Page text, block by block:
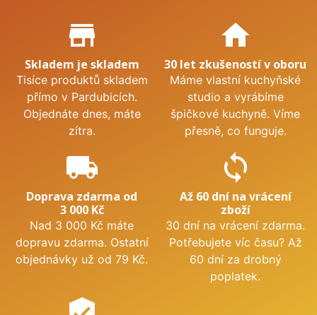
Proč nakupovat u nás?
store_mall_directory
Skladem je skladem
Tisíce produktů skladem
přímo v Pardubicích.
Objednáte dnes, máte
zítra.
home
30 let zkušeností v oboru
Máme vlastní kuchyňské
studio a vyrábíme
špičkové kuchyně. Víme
přesně, co funguje.
local_shipping
Doprava zdarma od
3 000 Kč
Nad 3 000 Kč máte
dopravu zdarma. Ostatní
objednávky už od 79 Kč.
sync
Až 60 dní na vrácení
zboží
30 dní na vrácení zdarma.
Potřebujete víc času? Až
60 dní za drobný
poplatek.